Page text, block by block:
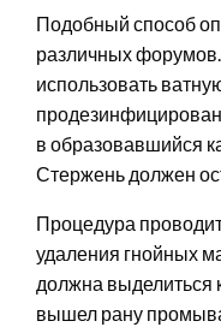
Подобный способ
различных
использовать
в образовавшийся
Стержень должен
Процедура
удаления гнойных
должна выделиться
вышел рану